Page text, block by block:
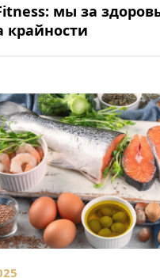
мы за
крайности